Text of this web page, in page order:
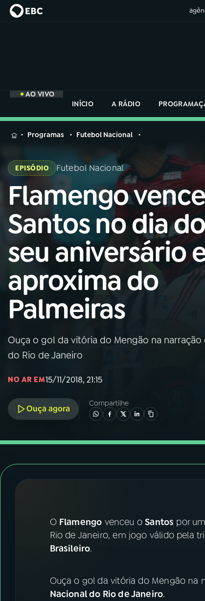
AO VIVO
INÍCIO
A RÁDIO
MENU
Buscar
na
Rádio
Nacional
Buscar
01INÍCIO
02A RÁDIO
03 PROGRAMAÇÃO
04PROGRAMAS
05 PODCASTS
06VIDEOCASTS
07ÚLTIMAS
YouTube Facebook
Instagram
na
Rádio
Programas Futebol Nacional
EPISÓDIO Futebol Nacional
Flamengo
Santos no dia do
seu aniversário
aproxima do
Palmeiras
Ouça o gol da vitória do Mengão na
do Rio de Janeiro
NO AR EM15/11/2018, 21:15
Ouça agora
Compartilhe
O Flamengo venceu oSantos por
Rio de Janeiro, em jogo válido pela
Brasileiro.
Ouça o gol da vitória do Mengão na
Nacional do Rio de Janeiro.